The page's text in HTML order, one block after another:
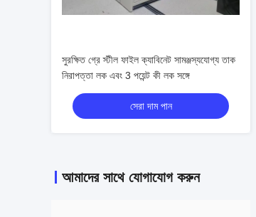
সুরক্ষিত গ্রে স্টীল ফাইল ক্যাবিনেট সামঞ্জস্যযোগ্য তাক
নিরাপত্তা লক এবং 3 পয়েন্ট কী লক সঙ্গে
সেরা দাম পান
আমাদের সাথে যোগাযোগ করুন